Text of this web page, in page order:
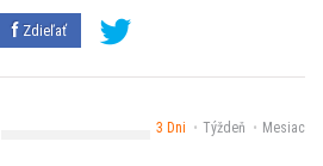
Zdieľať
3 Dni Týždeň Mesiac